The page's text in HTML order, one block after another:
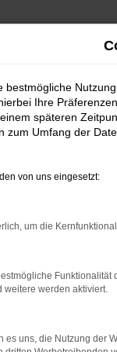
das Laden
zu beheben.
auf
bestmögliche
Ihre
späteren
zum Umfang der
von uns eingesetzt:
um die
weitere werden aktiviert.
es uns, die Nutzung der